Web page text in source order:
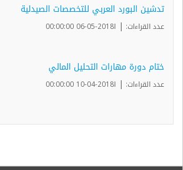
تدشين البورد العربي للتخصصات الصيدلية
عدد القراءات: | ا2018-05-06 00:00:00
ختام دورة مهارات التحليل المالي
عدد القراءات: | ا2018-04-10 00:00:00